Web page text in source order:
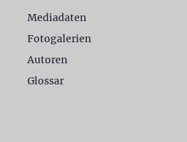
Mediadaten
Fotogalerien
Autoren
Glossar